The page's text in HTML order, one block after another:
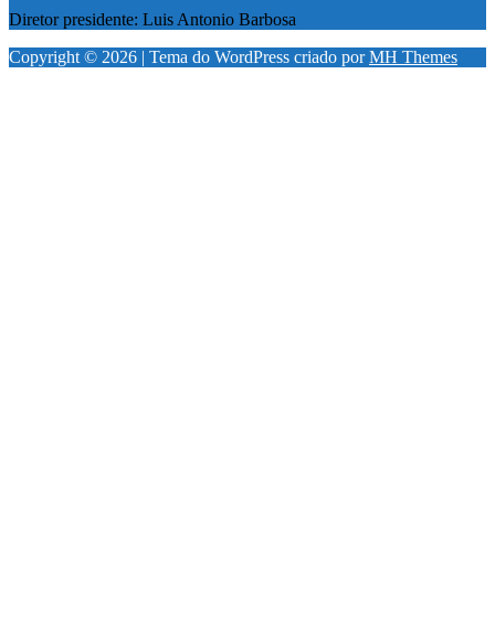
Diretor presidente: Luis Antonio Barbosa
Copyright © 2026 | Tema do WordPress criado porMH Themes